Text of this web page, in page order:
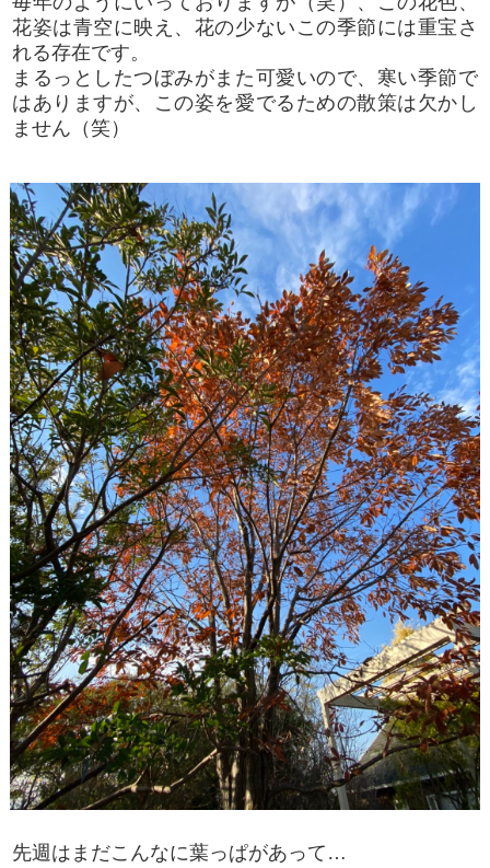
花姿は青空に映え、花の少ないこの季節には重宝さ
れる存在です。
まるっとしたつぼみがまた可愛いので、寒い季節で
はありますが、この姿を愛でるための散策は欠かし
ません（笑）
先週はまだこんなに葉っぱがあって…